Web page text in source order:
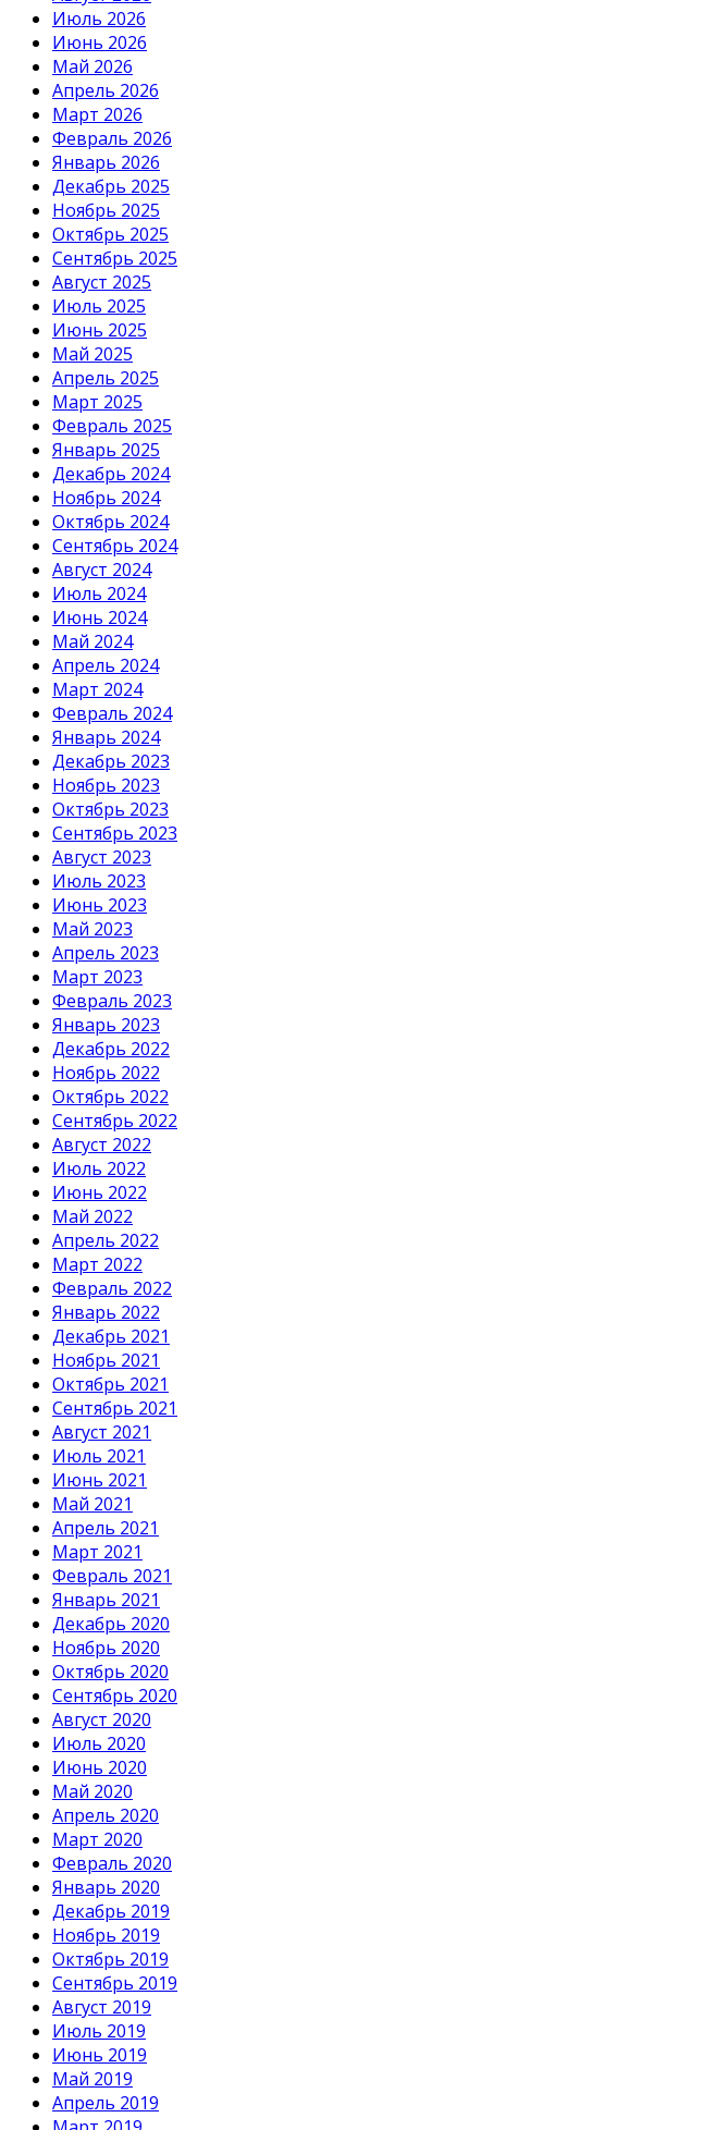
Июль 2026
Июнь 2026
Май 2026
Апрель 2026
Март 2026
Февраль 2026
Январь 2026
Декабрь 2025
Ноябрь 2025
Октябрь 2025
Сентябрь 2025
Август 2025
Июль 2025
Июнь 2025
Май 2025
Апрель 2025
Март 2025
Февраль 2025
Январь 2025
Декабрь 2024
Ноябрь 2024
Октябрь 2024
Сентябрь 2024
Август 2024
Июль 2024
Июнь 2024
Май 2024
Апрель 2024
Март 2024
Февраль 2024
Январь 2024
Декабрь 2023
Ноябрь 2023
Октябрь 2023
Сентябрь 2023
Август 2023
Июль 2023
Июнь 2023
Май 2023
Апрель 2023
Март 2023
Февраль 2023
Январь 2023
Декабрь 2022
Ноябрь 2022
Октябрь 2022
Сентябрь 2022
Август 2022
Июль 2022
Июнь 2022
Май 2022
Апрель 2022
Март 2022
Февраль 2022
Январь 2022
Декабрь 2021
Ноябрь 2021
Октябрь 2021
Сентябрь 2021
Август 2021
Июль 2021
Июнь 2021
Май 2021
Апрель 2021
Март 2021
Февраль 2021
Январь 2021
Декабрь 2020
Ноябрь 2020
Октябрь 2020
Сентябрь 2020
Август 2020
Июль 2020
Июнь 2020
Май 2020
Апрель 2020
Март 2020
Февраль 2020
Январь 2020
Декабрь 2019
Ноябрь 2019
Октябрь 2019
Сентябрь 2019
Август 2019
Июль 2019
Июнь 2019
Май 2019
Апрель 2019